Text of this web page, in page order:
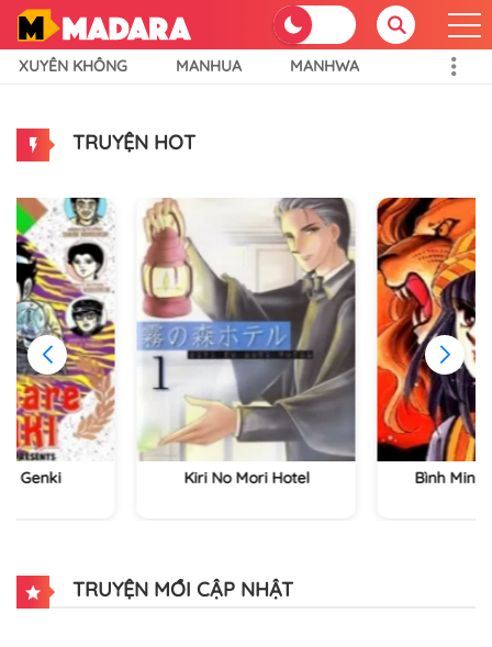
XUYÊN KHÔNG MANHUA MANHWA
TRUYỆN HOT
Genki Kiri No Mori Hotel Bình Minh
TRUYỆN MỚI CẬP NHẬT